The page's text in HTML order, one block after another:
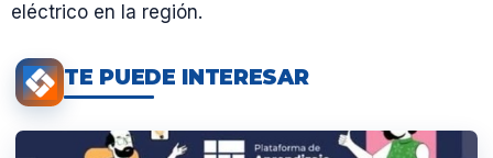
eléctrico en la región.
TE PUEDE INTERESAR